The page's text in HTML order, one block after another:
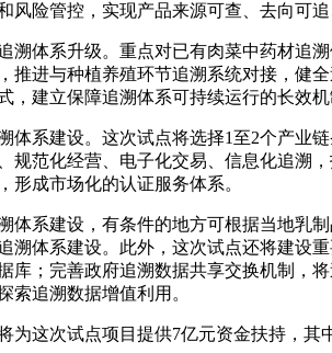
风险管控，实现产品来源可查、去向可
体系升级。重点对已有肉菜中药材追
推进与种植养殖环节追溯系统对接，健
，建立保障追溯体系可持续运行的长效机
系建设。这次试点将选择1至2个产业
规范化经营、电子化交易、信息化追溯
形成市场化的认证服务体系。
系建设，有条件的地方可根据当地乳
溯体系建设。此外，这次试点还将建设
库；完善政府追溯数据共享交换机制，
索追溯数据增值利用。
这次试点项目提供7亿元资金扶持，其